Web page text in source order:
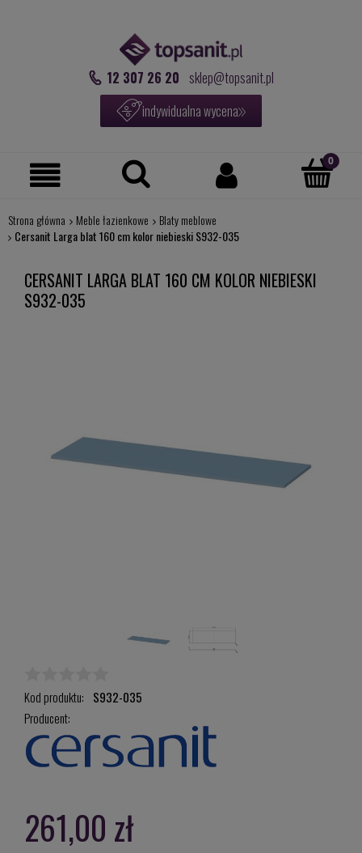
12 307 26 20 sklep@topsanit.pl
indywidualna wycena
Strona główna Meble łazienkowe
Blaty meblowe
Cersanit Larga blat 160 cm kolor niebieski S932-035
CERSANIT LARGA BLAT 160 CM KOLOR NIEBIESKI
S932-035
Kod produktu: S932-035
Producent:
261,00 zł